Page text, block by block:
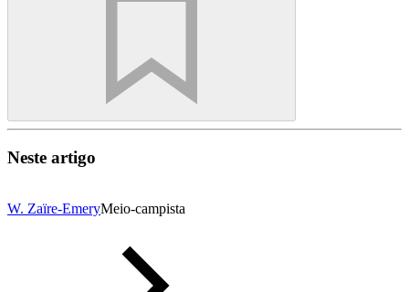
Neste artigo
W. Zaïre-EmeryMeio-campista